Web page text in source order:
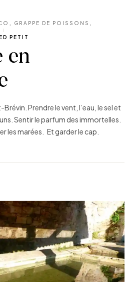
GRAPPE DE POISSONS
PETIT
en
Prendre le vent, l’eau, le sel et
Sentir le parfum des immortelles.
les marées. Et garder le cap.